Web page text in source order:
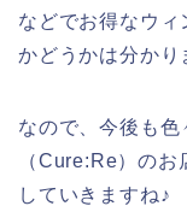
などでお得なウィ
かどうかは分かり
なので、今後も
（Cure:Re）の
していきますね♪